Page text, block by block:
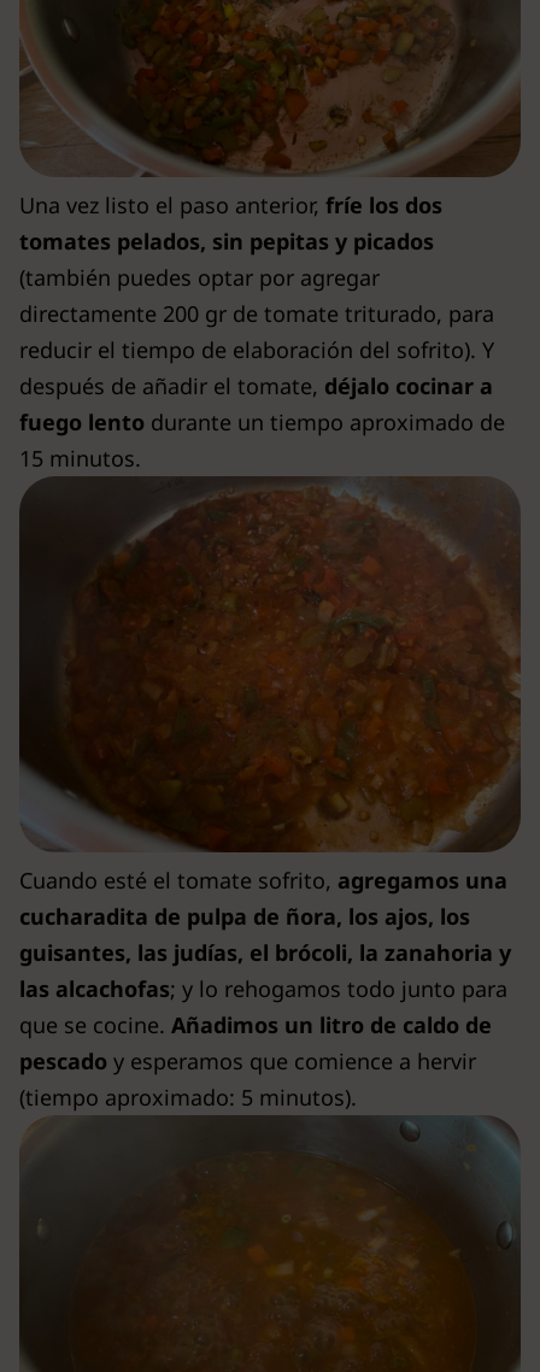
Una vez listo el paso anterior, fríe los dos
tomates pelados, sin pepitas y picados
(también puedes optar por agregar
directamente 200 gr de tomate triturado, para
reducir el tiempo de elaboración del sofrito). Y
después de añadir el tomate, déjalo cocinar a
fuego lento durante un tiempo aproximado de
15 minutos.
Cuando esté el tomate sofrito, agregamos una
cucharadita de pulpa de ñora, los ajos, los
guisantes, las judías, el brócoli, la zanahoria y
las alcachofas; y lo rehogamos todo junto para
que se cocine. Añadimos un litro de caldo de
pescado y esperamos que comience a hervir
(tiempo aproximado: 5 minutos).